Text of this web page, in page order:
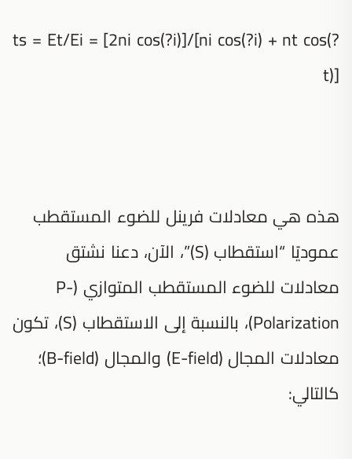
ts = Et/Ei = [2ni cos(?i)]/[ni cos(?i) + nt cos(?
t)]
هذه هي معادلات فرينل للضوء المستقطب
عموديًا “استقطاب (S)”، الآن، دعنا نشتق
معادلات للضوء المستقطب المتوازي (P-
Polarization)، بالنسبة إلى الاستقطاب (S)، تكون
معادلات المجال (E-field) والمجال (B-field)؛
كالتالي: